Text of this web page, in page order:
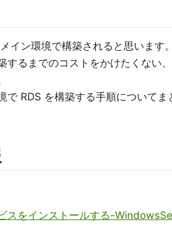
イン環境で構築されると思います。
するまでのコストをかけたくない
RDS を構築する手順についてま
スをインストールする-